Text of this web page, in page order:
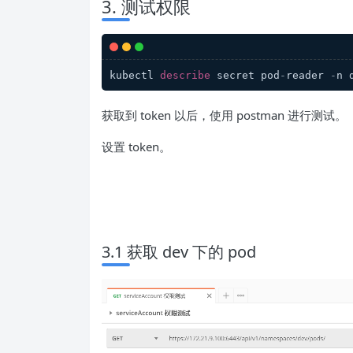
3. 测试权限
kubectl describe secret pod - reader - n
获取到 token 以后，使用 postman 进行测试。
设置 token。